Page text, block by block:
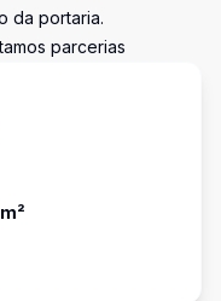
da portaria.
parcerias
m²